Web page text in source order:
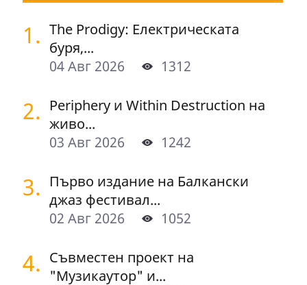
1. The Prodigy: Електрическата
буря,...
04 Авг 2026
1312
2. Periphery и Within Destruction на
живо...
03 Авг 2026
1242
3. Първо издание на Балкански
джаз фестивал...
02 Авг 2026
1052
4. Съвместен проект на
"Музикаутор" и...